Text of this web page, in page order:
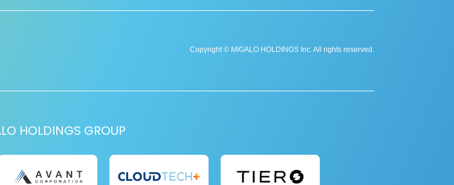
Copyright © MIGALO HOLDINGS Inc. All rights reserved.
HOLDINGS GROUP